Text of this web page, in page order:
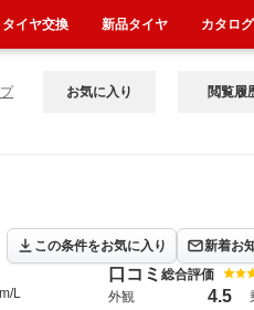
お気に入り 閲覧履
この条件をお気に入り 新着お
L
口コミ 総合評価
外観 4.5
タイヤ交換 新品タイヤ カタログ